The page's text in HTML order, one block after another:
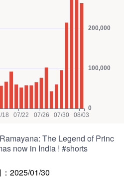
The Legend of Princ
now in India ! #shorts
2025/01/30